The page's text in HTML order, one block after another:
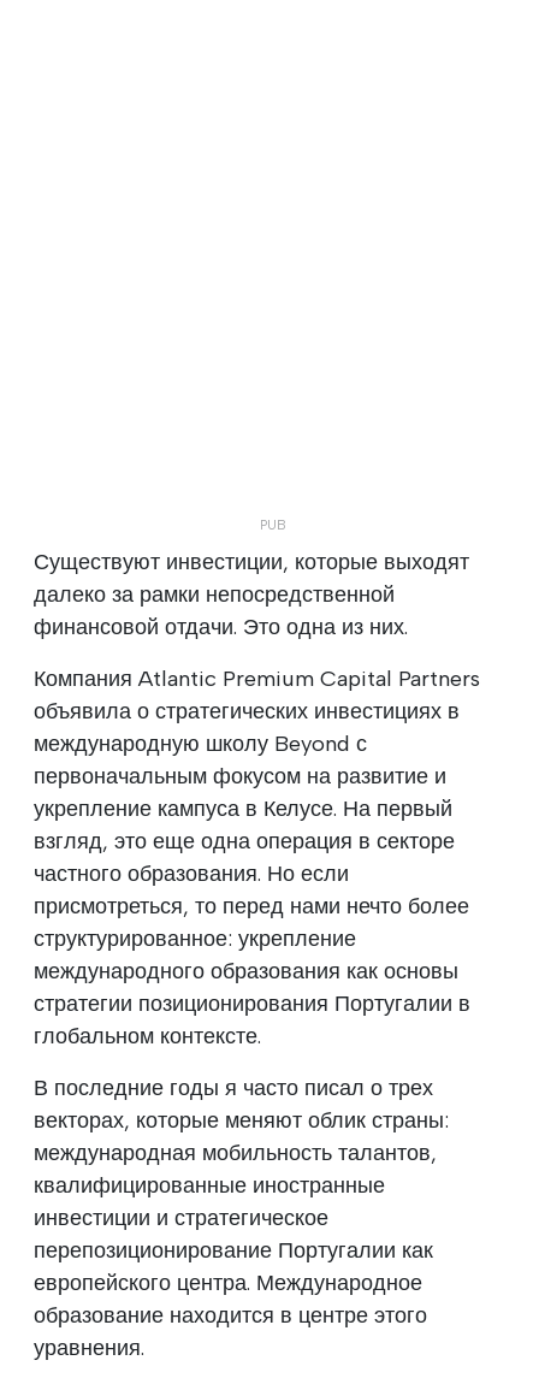
Существуют инвестиции, которые выходят
далеко за рамки непосредственной
финансовой отдачи. Это одна из них.
Компания Atlantic Premium Capital Partners
объявила о стратегических инвестициях в
международную школу Beyond с
первоначальным фокусом на развитие и
укрепление кампуса в Келусе. На первый
взгляд, это еще одна операция в секторе
частного образования. Но если
присмотреться, то перед нами нечто более
структурированное: укрепление
международного образования как основы
стратегии позиционирования Португалии в
глобальном контексте.
В последние годы я часто писал о трех
векторах, которые меняют облик страны:
международная мобильность талантов,
квалифицированные иностранные
инвестиции и стратегическое
перепозиционирование Португалии как
европейского центра. Международное
образование находится в центре этого
уравнения.